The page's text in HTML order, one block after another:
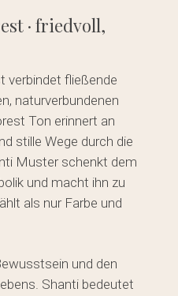
· friedvoll,
verbindet fließende
naturverbundenen
Ton erinnert an
stille Wege durch die
Muster schenkt dem
und macht ihn zu
als nur Farbe und
und den
Shanti bedeutet